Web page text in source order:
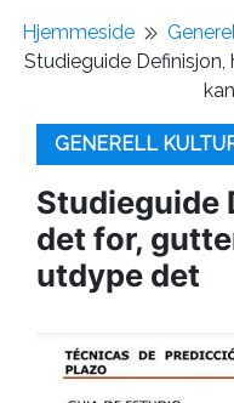
Hjemmeside
Studieguide
GENERELL
Studieguide
det for,
utdype det